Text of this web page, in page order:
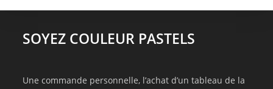
SOYEZ COULEUR PASTELS
Une commande personnelle, l’achat d’un tableau de la